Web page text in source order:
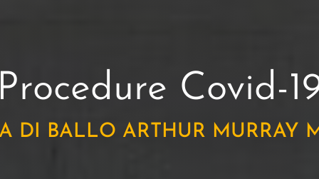
Procedure Covid-
DI BALLO ARTHUR MURRAY